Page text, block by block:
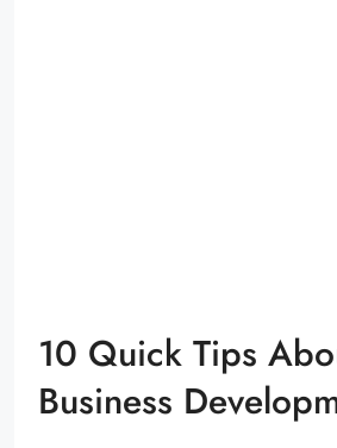
10 Quick Tips
Business